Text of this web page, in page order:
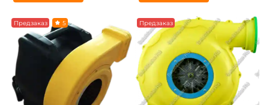
Предзаказ 5 Предзаказ